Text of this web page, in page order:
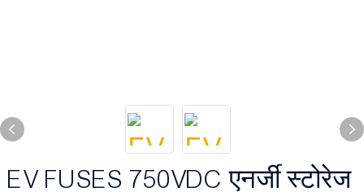
EV FUSES 750VDC एनर्जी स्टोरेज